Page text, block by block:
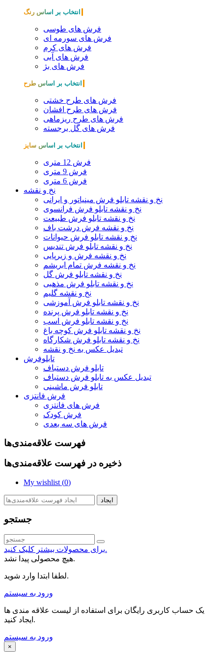
انتخاب بر اساس رنگ
فرش های طوسی
فرش های سورمه ای
فرش های کرم
فرش های آبی
فرش های بژ
انتخاب بر اساس طرح
فرش های طرح خشتی
فرش های طرح افشان
فرش های طرح ریزماهی
فرش های گل برجسته
انتخاب بر اساس سایز
فرش 12 متری
فرش 9 متری
فرش 6 متری
نخ و نقشه
نخ و نقشه تابلو فرش مینیاتور و ایرانی
نخ و نقشه تابلو فرش فرانسوی
نخ و نقشه تابلو فرش طبیعت
نخ و نقشه فرش درشت باف
نخ و نقشه تابلو فرش حیوانات
نخ و نقشه تابلو فرش تندیس
نخ و نقشه فرش و زیرپایی
نخ و نقشه فرش تمام ابریشم
نخ و نقشه تابلو فرش گل
نخ و نقشه تابلو فرش مذهبی
نخ و نقشه گلیم
نخ و نقشه تابلو فرش آموزشی
نخ و نقشه تابلو فرش پرنده
نخ و نقشه تابلو فرش اسب
نخ و نقشه تابلو فرش کوچه باغ
نخ و نقشه تابلو فرش شکارگاه
تبدیل عکس به نخ و نقشه
تابلوفرش
تابلو فرش دستباف
تبدیل عکس به تابلو فرش دستباف
تابلو فرش ماشینی
فرش فانتزی
فرش های فانتزی
فرش کودک
فرش های سه بعدی
فهرست علاقه‌مندی‌ها
ذخیره در فهرست علاقه‌مندی‌ها
My wishlist (0)
ایجاد
جستجو
برای محصولات بیشتر کلیک کنید.
هیچ محصولی پیدا نشد.
لطفا ابتدا وارد شوید.
ورود به سیستم
یک حساب کاربری رایگان برای استفاده از لیست علاقه مندی ها
ایجاد کنید.
ورود به سیستم
×